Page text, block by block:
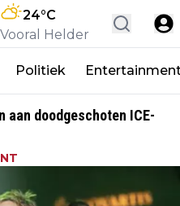
24°C
Vooral Helder
Politiek
aan doodgeschoten ICE-